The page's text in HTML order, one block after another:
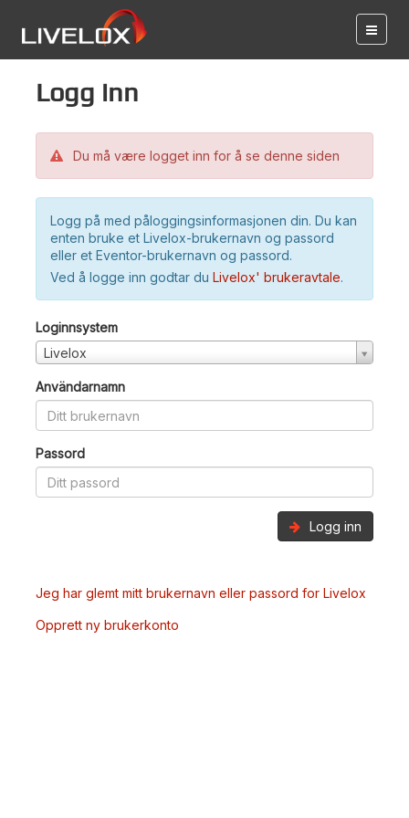
Logg inn
Du må være logget inn for å se denne siden
Logg på med påloggingsinformasjonen din. Du kan
enten bruke et Livelox-brukernavn og passord
eller et Eventor-brukernavn og passord.
Ved å logge inn godtar du Livelox' brukeravtale.
Loginnsystem
Livelox
Användarnamn
Passord
Logg inn
Jeg har glemt mitt brukernavn eller passord for Livelox
Opprett ny brukerkonto